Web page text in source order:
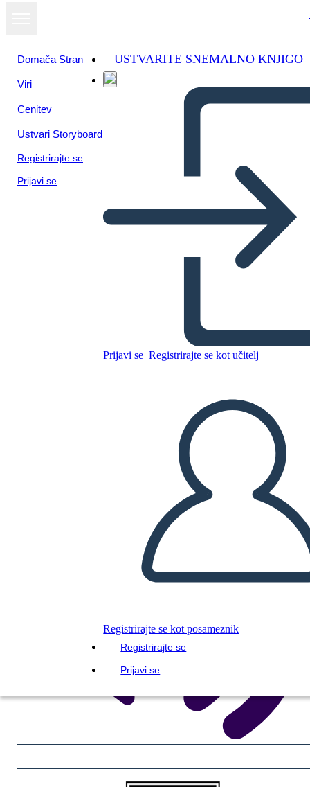
Domača Stran
Viri
Cenitev
Ustvari Storyboard
Registrirajte se
Prijavi se
USTVARITE SNEMALNO KNJIGO
Prijavi se Registrirajte se kot učitelj
Registrirajte se kot posameznik
Registrirajte se
Prijavi se
ईसाई धर्म शर्तें
USTVARITE SNEMALNO KNJIGO
PREDVAJANJE DIAPROJEKCIJE
PREBERI MI
Oglejte si kot
diaprojekcijo